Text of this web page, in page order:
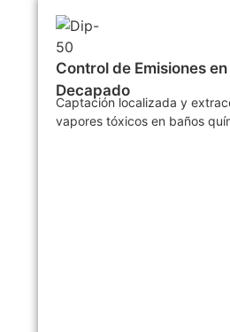
Control de Emisiones
Decapado
Captación localizada y
vapores tóxicos en baños